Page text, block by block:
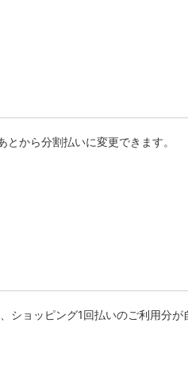
から分割払いに変更できます。
ョッピング1回払いのご利用分が